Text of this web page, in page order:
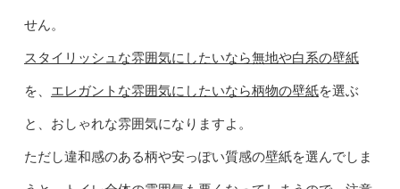
せん。
スタイリッシュな雰囲気にしたいなら無地や白系の壁紙
を、 エレガントな雰囲気にしたいなら柄物の壁紙を選ぶ
と、おしゃれな雰囲気になりますよ。
ただし違和感のある柄や安っぽい質感の壁紙を選んでしま